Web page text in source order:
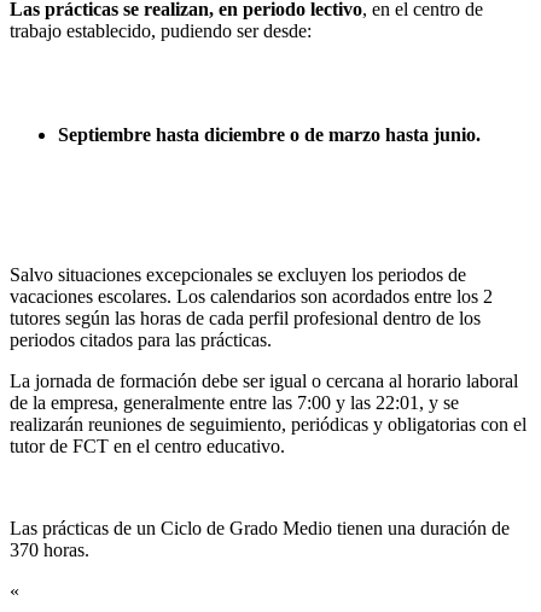
Las prácticas se realizan, en periodo lectivo, en el centro de
trabajo establecido, pudiendo ser desde:
Septiembre hasta diciembre o de marzo hasta junio.
Salvo situaciones excepcionales se excluyen los periodos de
vacaciones escolares. Los calendarios son acordados entre los 2
tutores según las horas de cada perfil profesional dentro de los
periodos citados para las prácticas.
La jornada de formación debe ser igual o cercana al horario laboral
de la empresa, generalmente entre las 7:00 y las 22:01, y se
realizarán reuniones de seguimiento, periódicas y obligatorias con el
tutor de FCT en el centro educativo.
Las prácticas de un Ciclo de Grado Medio tienen una duración de
370 horas.
«